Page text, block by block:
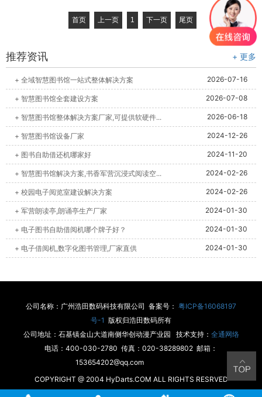
首页 上一页 1 下一页 尾页
推荐资讯 + 更多
+ 全域智慧图书馆一站式整体解决方案 2026-07-16
+ 智慧图书馆全套建设方案 2026-07-08
+ 智慧图书馆整体解决方案厂家,可提供软硬件... 2026-06-18
+ 智慧图书馆设备厂家 2024-12-26
+ 图书自助借还机哪家好 2024-11-20
+ 智慧图书馆解决方案,书香军营沉浸式阅读空... 2024-02-26
+ 校园电子阅览室建设解决方案 2024-02-26
+ 军营朗读亭,朗诵亭生产厂家 2024-01-30
+ 电子图书自助借阅机哪个牌子好？ 2024-01-30
+ 电子借阅机,数字化图书管理,厂家直供 2024-01-30
公司名称：广州浩田数码科技有限公司 备案号： 粤ICP备16068197
号-1 版权归浩田数码所有
公司地址：石基镇金山大道南侧华创动漫产业园 技术支持： 全通网络
电话：400-030-2780 传真：020-38289802 邮箱：
153654202@qq.com
COPYRIGHT @ 2004 HyDarts.COM ALL RIGHTS RESRVED